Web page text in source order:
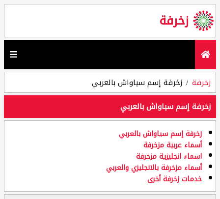
زخرفة
زخرفة
زخرفة إسم سياواش بالعربي
زخرفة إسم سياواش بالعربي
زخرفة إسم سياواش بالعربي
أسماء عربية مزخرفة
اسماء انجليزية مزخرفة
أسماء مزخرفة بالانجليزي والعربي
خدمات زخرفة أخرى